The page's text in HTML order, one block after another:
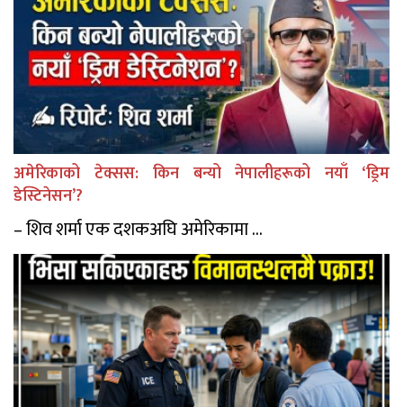
अमेरिकाको टेक्सस: किन बन्यो नेपालीहरूको नयाँ ‘ड्रिम
डेस्टिनेसन’?
– शिव शर्मा एक दशकअघि अमेरिकामा ...